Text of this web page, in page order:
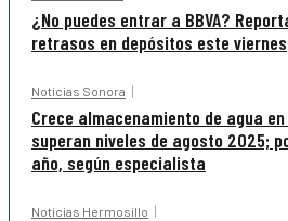
¿No puedes entrar a BBVA?
retrasos en depósitos este viernes
Noticias Sonora
Crece almacenamiento de agua
superan niveles de agosto 2025;
año, según especialista
Noticias Hermosillo